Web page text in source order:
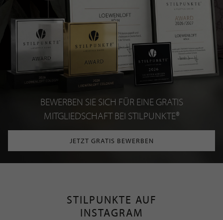
BEWERBEN SIE SICH FÜR EINE GRATIS
MITGLIEDSCHAFT BEI STILPUNKTE®
JETZT GRATIS BEWERBEN
STILPUNKTE AUF
INSTAGRAM